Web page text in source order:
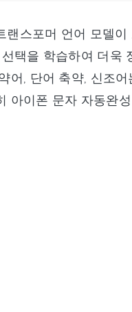
랜스포머 언어 모델
택을 학습하여 더욱
어, 단어 축약, 신조
아이폰 문자 자동완